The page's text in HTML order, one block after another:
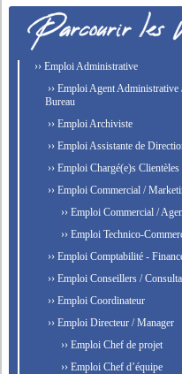
›› Emploi Administrative
›› Emploi Agent Administrative
Bureau
›› Emploi Archiviste
›› Emploi Assistante de
›› Emploi Chargé(e)s Clientèles
›› Emploi Commercial /
›› Emploi Commercial /
›› Emploi Technico-
›› Emploi Comptabilité -
›› Emploi Conseillers /
›› Emploi Coordinateur
›› Emploi Directeur / Manager
›› Emploi Chef de projet
›› Emploi Chef d’équipe